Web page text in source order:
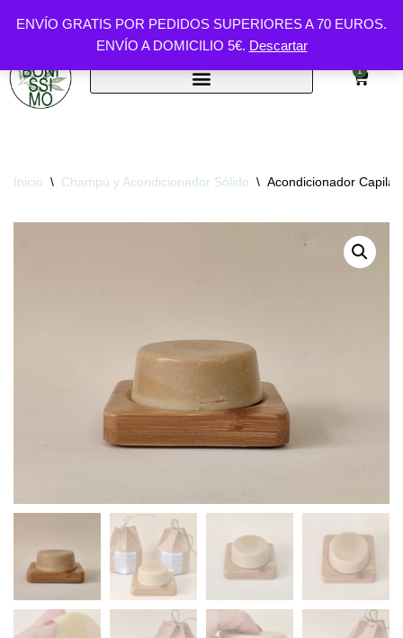
ENVÍO GRATIS POR PEDIDOS SUPERIORES A 70 EUROS.
ENVÍO A DOMICILIO 5€. Descartar
al
contenido
1
Inicio \ Champú y Acondicionador Sólido \ Acondicionador